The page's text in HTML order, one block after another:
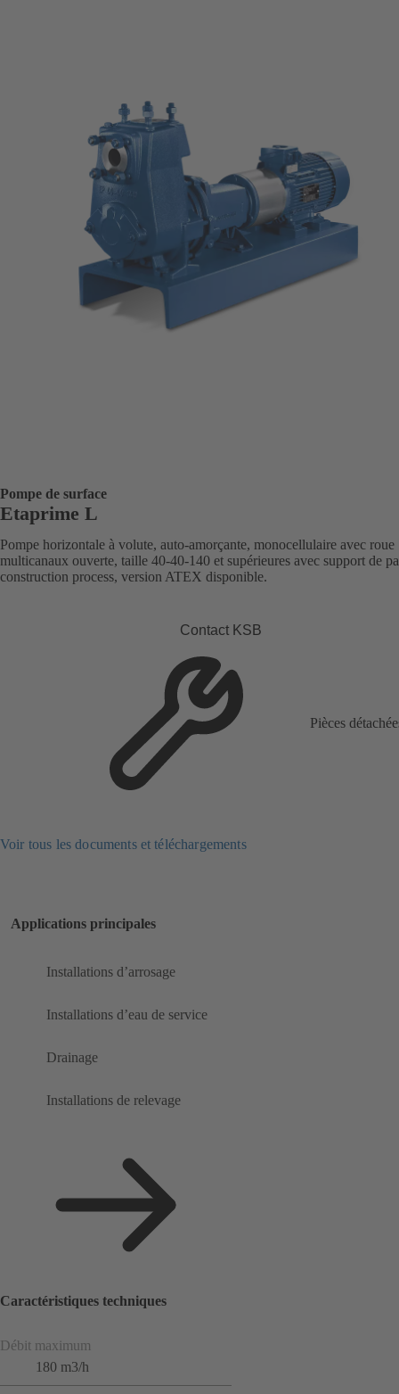
Pompe de surface
Etaprime L
Pompe horizontale à volute, auto-amorçante, monocellulaire avec roue
multicanaux ouverte, taille 40-40-140 et supérieures avec support de
construction process, version ATEX disponible.
Contact KSB
Pièces
Voir tous les documents et téléchargements
Applications principales
Installations d’arrosage
Installations d’eau de service
Drainage
Installations de relevage
Caractéristiques techniques
Débit maximum
180 m3/h